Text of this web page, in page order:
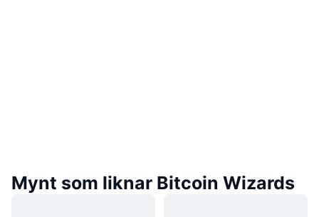
Mynt som liknar Bitcoin Wizards